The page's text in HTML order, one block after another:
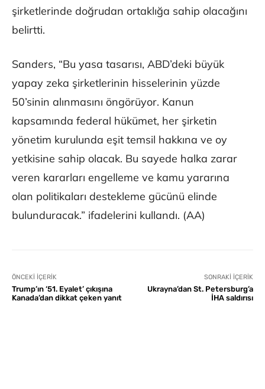
şirketlerinde doğrudan ortaklığa sahip olacağını
belirtti.
Sanders, “Bu yasa tasarısı, ABD’deki büyük
yapay zeka şirketlerinin hisselerinin yüzde
50’sinin alınmasını öngörüyor. Kanun
kapsamında federal hükümet, her şirketin
yönetim kurulunda eşit temsil hakkına ve oy
yetkisine sahip olacak. Bu sayede halka zarar
veren kararları engelleme ve kamu yararına
olan politikaları destekleme gücünü elinde
bulunduracak.” ifadelerini kullandı. (AA)
ÖNCEKI İÇERIK
Trump’ın ‘51. Eyalet’ çıkışına
Kanada’dan dikkat çeken yanıt
SONRAKI İÇERIK
Ukrayna’dan St. Petersburg’a
İHA saldırısı